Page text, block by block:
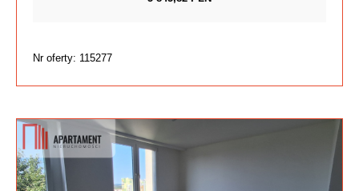
Nr oferty: 115277